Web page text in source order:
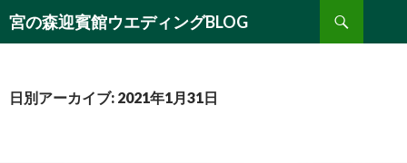
宮の森迎賓館ウエディングBLOG
検
索
ン
日別アーカイブ: 2021年1月31日